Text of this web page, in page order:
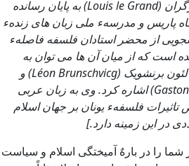
(
Louis le Grand) به پایان رسانده
پاریس و مدرسهء ملی زبان های زندهء
از محضر استادان فلسفه فاصلهء
است که از میان آن ها می توان به
امیل برنیه (Emile Bréhier)، لئون برنشویک (Léon Brunschvicg) و
گاستون باشلار (Gaston Bachelard) اشاره کرد. وی به زبان عربی
فلسفهء یونان بر جهان اسلام
در این زمینه دارد.]
را در بارهٌ آمیختگی اسلام و سیاست